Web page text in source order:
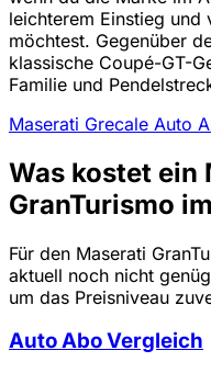
leichterem Einstieg und
möchtest. Gegenüber
klassische Coupé-GT-
Familie und
Maserati Grecale Auto
Was kostet ein
GranTurismo
Für den Maserati
aktuell noch nicht
um das Preisniveau
Auto Abo Vergleich